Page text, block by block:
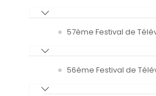
57ème Festival de
56ème Festival de